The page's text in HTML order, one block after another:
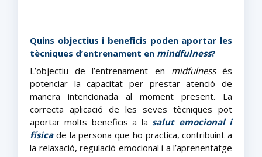
Quins objectius i beneficis poden aportar les
tècniques d’entrenament en mindfulness?
L’objectiu de l’entrenament en midfulnessés
potenciar la capacitat per prestar atenció de
manera intencionada al moment present. La
correcta aplicació de les seves tècniques pot
aportar molts beneficis a la salut emocional i
físicade la persona que ho practica, contribuint a
la relaxació, regulació emocional i a l’aprenentatge